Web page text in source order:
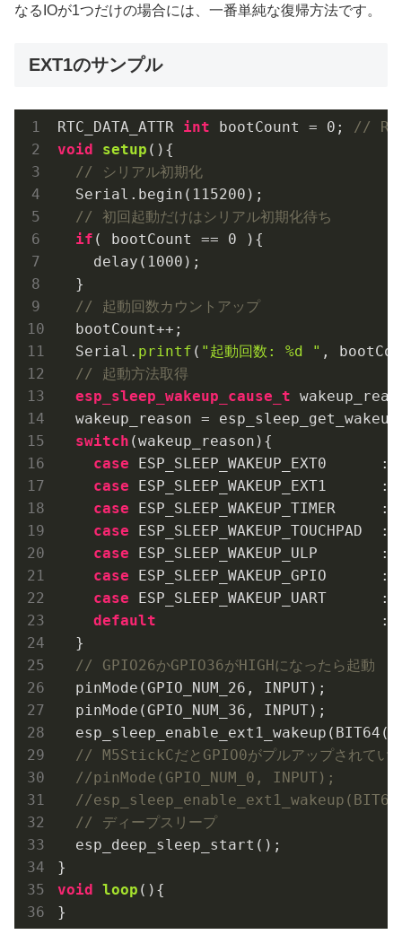
なるIOが1つだけの場合には、一番単純な復帰方法です。
EXT1のサンプル
RTC_DATA_ATTR int bootCount = 0 ;
//
void
setup () {
// シリアル初期化
  Serial.begin(
115200 );
// 初回起動だけはシリアル初期化待ち
if ( bootCount == 0 ){
    delay(
1000 );
  }
// 起動回数カウントアップ
  bootCount++;
  Serial.
printf ( "起動回数: %d " ,
// 起動方法取得
esp_sleep_wakeup_cause_t
wakeup_reason =
switch (wakeup_reason){
case ESP_SLEEP_WAKEUP_EXT0
case ESP_SLEEP_WAKEUP_EXT1
case ESP_SLEEP_WAKEUP_TIMER
case
case ESP_SLEEP_WAKEUP_ULP
case ESP_SLEEP_WAKEUP_GPIO
case ESP_SLEEP_WAKEUP_UART
default
:
  }
// GPIO26かGPIO36がHIGHになったら起動
  pinMode(GPIO_NUM_26, INPUT);
  pinMode(GPIO_NUM_36, INPUT);
// M5StickCだとGPIO0がプルアップされている
//pinMode(GPIO_NUM_0, INPUT);
//
// ディープスリープ
  esp_deep_sleep_start();
void loop () {
}